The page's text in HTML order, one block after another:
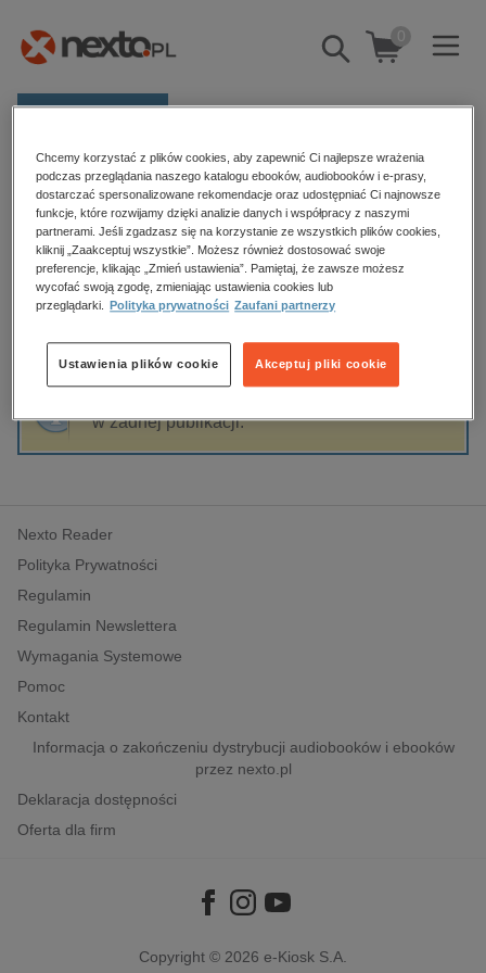
Pokaż/schowaj
wyszukiwarkę
0
Kategorie
Zobacz wszystkie E-prasa
budownictwo, aranżacja wnętrz
biznesowe, branżowe, gospodarka
dzienniki
edukacja
hobby, sport, rozrywka
komputery, internet, technologie, informatyka
polityka, społeczno-informacyjne
psychologiczne
inne
popularno-naukowe
historia
Strona główna Kevin Tsang
Kevin Tsang
Sortowanie Filtrowanie
w żadnej publikacji.
Nexto Reader
Polityka Prywatności
Regulamin
Regulamin Newslettera
Wymagania Systemowe
Pomoc
Kontakt
Informacja o zakończeniu dystrybucji audiobooków i ebooków
przez nexto.pl
Deklaracja dostępności
Oferta dla firm
Copyright © 2026 e-Kiosk S.A.
Chcemy korzystać z plików cookies, aby zapewnić Ci najlepsze wrażenia
podczas przeglądania naszego katalogu ebooków, audiobooków i e-prasy,
dostarczać spersonalizowane rekomendacje oraz udostępniać Ci najnowsze
funkcje, które rozwijamy dzięki analizie danych i współpracy z naszymi
partnerami. Jeśli zgadzasz się na korzystanie ze wszystkich plików cookies,
kliknij „Zaakceptuj wszystkie”. Możesz również dostosować swoje
preferencje, klikając „Zmień ustawienia”. Pamiętaj, że zawsze możesz
wycofać swoją zgodę, zmieniając ustawienia cookies lub
przeglądarki.
Polityka prywatności Zaufani partnerzy
Akceptuj pliki cookie
Ustawienia plików cookie